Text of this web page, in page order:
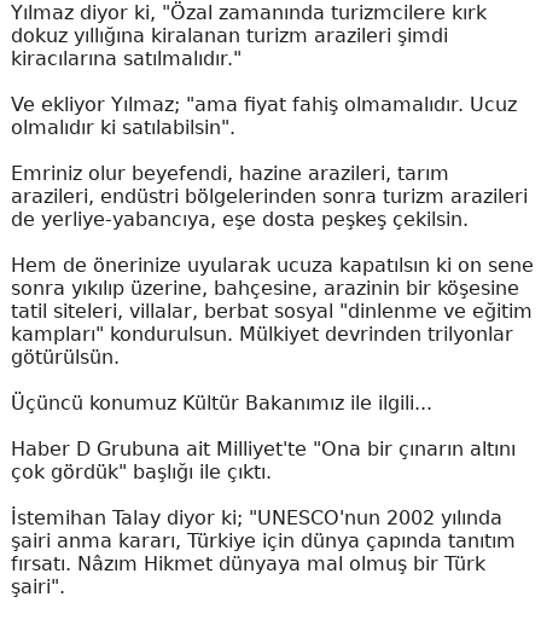
Yılmaz diyor ki, "Özal zamanında turizmcilere kırk
dokuz yıllığına kiralanan turizm arazileri şimdi
kiracılarına satılmalıdır."
Ve ekliyor Yılmaz; "ama fiyat fahiş olmamalıdır. Ucuz
olmalıdır ki satılabilsin".
Emriniz olur beyefendi, hazine arazileri, tarım
arazileri, endüstri bölgelerinden sonra turizm arazileri
de yerliye-yabancıya, eşe dosta peşkeş çekilsin.
Hem de önerinize uyularak ucuza kapatılsın ki on sene
sonra yıkılıp üzerine, bahçesine, arazinin bir köşesine
tatil siteleri, villalar, berbat sosyal "dinlenme ve eğitim
kampları" kondurulsun. Mülkiyet devrinden trilyonlar
götürülsün.
Üçüncü konumuz Kültür Bakanımız ile ilgili...
Haber D Grubuna ait Milliyet'te "Ona bir çınarın altını
çok gördük" başlığı ile çıktı.
İstemihan Talay diyor ki; "UNESCO'nun 2002 yılında
şairi anma kararı, Türkiye için dünya çapında tanıtım
fırsatı. Nâzım Hikmet dünyaya mal olmuş bir Türk
şairi".